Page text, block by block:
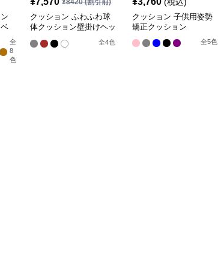
全
8
色
¥8420(割引前)
クッション ふわふわ球
体クッション壁掛けヘッ
全4色
(税込)
クッション 子供用姿勢
矯正クッション
全5色